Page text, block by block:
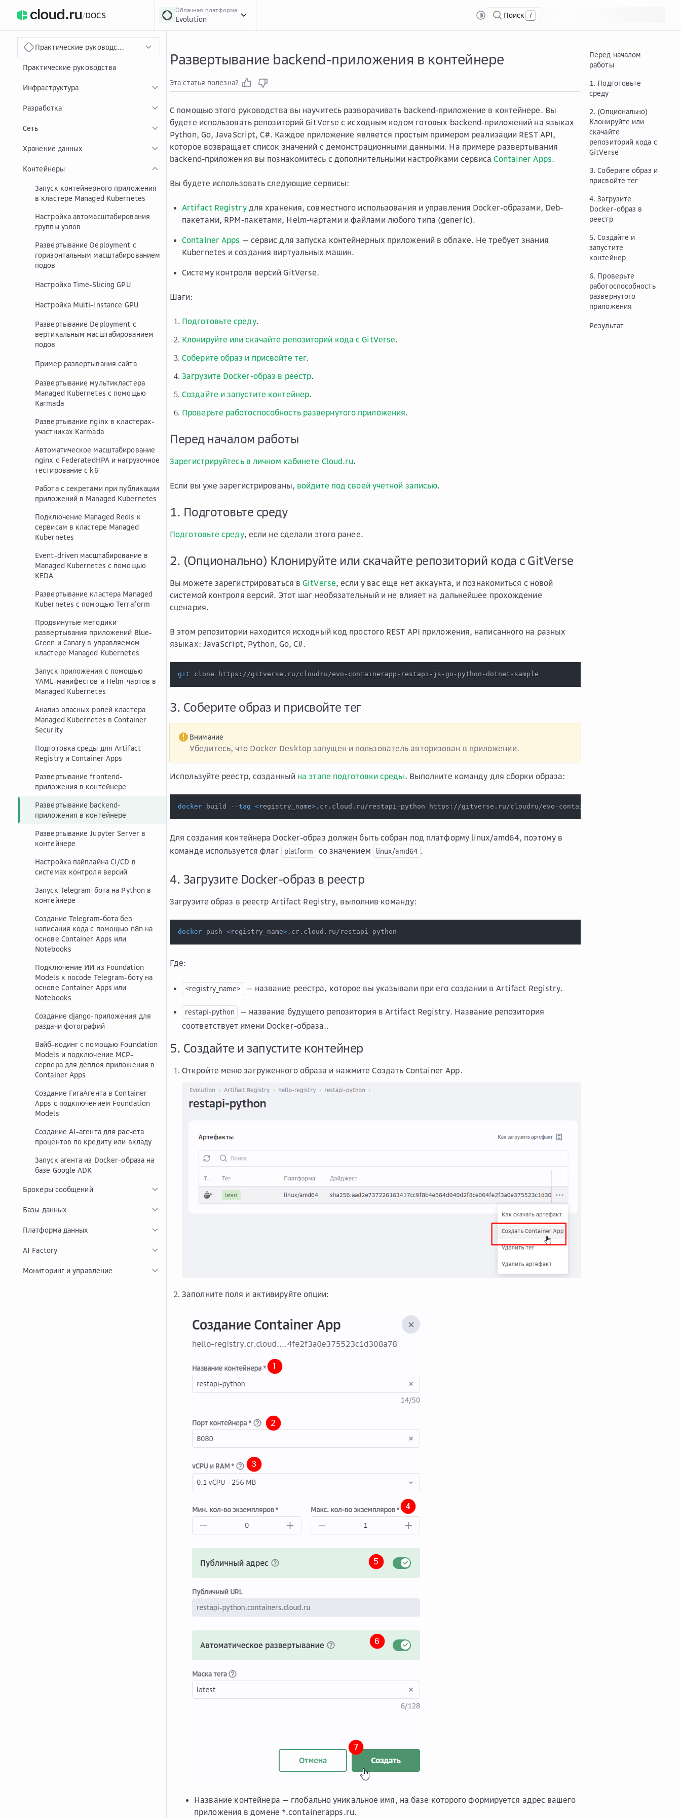
/DOCS
Облачная платформа
Evolution Поиск /
Практические руководства Evolution
Практические руководства
Инфраструктура
Разработка
Сеть
Хранение данных
Контейнеры
Запуск контейнерного приложения
в кластере Managed Kubernetes
Настройка автомасштабирования
группы узлов
Развертывание Deployment с
горизонтальным масштабированием
подов
Настройка Time-Slicing GPU
Настройка Multi-Instance GPU
Развертывание Deployment с
вертикальным масштабированием
подов
Пример развертывания сайта
Развертывание мультикластера
Managed Kubernetes с помощью
Karmada
Развертывание nginx в кластерах-
участниках Karmada
Автоматическое масштабирование
nginx с FederatedHPA и нагрузочное
тестирование с k6
Работа с секретами при публикации
приложений в Managed Kubernetes
Подключение Managed Redis к
сервисам в кластере Managed
Kubernetes
Event-driven масштабирование в
Managed Kubernetes с помощью
KEDA
Развертывание кластера Managed
Kubernetes с помощью Terraform
Продвинутые методики
развертывания приложений Blue-
Green и Canary в управляемом
кластере Managed Kubernetes
Запуск приложения с помощью
YAML-манифестов и Helm-чартов в
Managed Kubernetes
Анализ опасных ролей кластера
Managed Kubernetes в Container
Security
Подготовка среды для Artifact
Registry и Container Apps
Развертывание frontend-
приложения в контейнере
Развертывание backend-
приложения в контейнере
Развертывание Jupyter Server в
контейнере
Настройка пайплайна CI/CD в
системах контроля версий
Запуск Telegram-бота на Python в
контейнере
Создание Telegram-бота без
написания кода с помощью n8n на
основе Container Apps или
Notebooks
Подключение ИИ из Foundation
Models к nocode Telegram-боту на
основе Container Apps или
Notebooks
Создание django-приложения для
раздачи фотографий
Вайб-кодинг с помощью Foundation
Models и подключение MCP-
сервера для деплоя приложения в
Container Apps
Создание ГигаАгента в Container
Apps с подключением Foundation
Models
Создание AI-агента для расчета
процентов по кредиту или вкладу
Запуск агента из Docker-образа на
базе Google ADK
Брокеры сообщений
Базы данных
Платформа данных
AI Factory
Мониторинг и управление
Развертывание backend-приложения в контейнере
Эта статья полезна?
С помощью этого руководства вы научитесь разворачивать backend-приложение в контейнере. Вы
будете использовать репозиторий GitVerse с исходным кодом готовых backend-приложений на языках
Python, Go, JavaScript, C#. Каждое приложение является простым примером реализации REST API,
которое возвращает список значений с демонстрационными данными. На примере развертывания
backend-приложения вы познакомитесь с дополнительными настройками сервисаContainer Apps.
Вы будете использовать следующие сервисы:
Artifact Registryдля хранения, совместного использования и управления Docker-образами, Deb-
пакетами, RPM-пакетами, Helm-чартами и файлами любого типа (generic).
Container Apps — сервис для запуска контейнерных приложений в облаке. Не требует знания
Kubernetes и создания виртуальных машин.
Систему контроля версий GitVerse.
Шаги:
Подготовьте среду.
Клонируйте или скачайте репозиторий кода c GitVerse.
Соберите образ и присвойте тег.
Загрузите Docker-образ в реестр.
Создайте и запустите контейнер.
Проверьте работоспособность развернутого приложения.
Перед началом работы
Зарегистрируйтесь в личном кабинете Cloud.ru.
Если вы уже зарегистрированы, войдите под своей учетной записью.
1. Подготовьте среду
Подготовьте среду, если не сделали этого ранее.
2. (Опционально) Клонируйте или скачайте репозиторий кода c GitVerse
Вы можете зарегистрироваться вGitVerse, если у вас еще нет аккаунта, и познакомиться с новой
системой контроля версий. Этот шаг необязательный и не влияет на дальнейшее прохождение
сценария.
В этом репозитории находится исходный код простого REST API приложения, написанного на разных
языках: JavaScript, Python, Go, C#.
git clone https://gitverse.ru/cloudru/evo-containerapp-restapi-js-go-python-dotnet-sample
3. Соберите образ и присвойте тег
Внимание
Убедитесь, что Docker Desktop запущен и пользователь авторизован в приложении.
Используйте реестр, созданный на этапе подготовки среды. Выполните команду для сборки образа:
docker build --tag <registry_name> .cr.cloud.ru/restapi-python https://gitverse.ru/cloudru/evo-containerapp-restapi-js-go-
Для создания контейнера Docker-образ должен быть собран под платформу linux/amd64, поэтому в
команде используется флаг
platform со значением linux/amd64 .
4. Загрузите Docker-образ в реестр
Загрузите образ в реестр Artifact Registry, выполнив команду:
docker push <registry_name> .cr.cloud.ru/restapi-python
Где:
<registry_name> — название реестра, которое вы указывали при его создании в Artifact Registry.
restapi-python
— название будущего репозитория в Artifact Registry. Название репозитория
соответствует имени Docker-образа..
5. Создайте и запустите контейнер
Откройте меню загруженного образа и нажмитеСоздать Container App.
Заполните поля и активируйте опции:
Название контейнера — глобально уникальное имя, на базе которого формируется адрес вашего
приложения в домене *.containerapps.ru.
Перед началом
работы
1. Подготовьте
среду
2. (Опционально)
Клонируйте или
скачайте
репозиторий кода c
GitVerse
3. Соберите образ и
присвойте тег
4. Загрузите
Docker-образ в
реестр
5. Создайте и
запустите
контейнер
6. Проверьте
работоспособность
развернутого
приложения
Результат